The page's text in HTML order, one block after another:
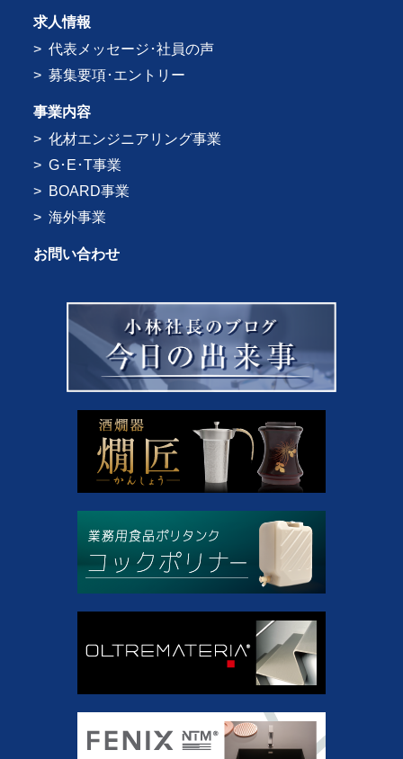
求人情報
代表メッセージ･社員の声
募集要項･エントリー
事業内容
化材エンジニアリング事業
G･E･T事業
BOARD事業
海外事業
お問い合わせ